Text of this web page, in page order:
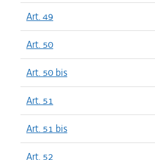
Art. 49
Art. 50
Art. 50 bis
Art. 51
Art. 51 bis
Art. 52